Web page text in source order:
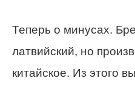
Теперь о минусах.
латвийский, но
китайское. Из этого